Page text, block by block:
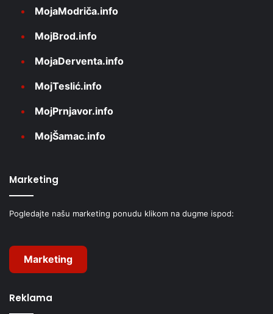
MojaModriča.info
MojBrod.info
MojaDerventa.info
MojTeslić.info
MojPrnjavor.info
MojŠamac.info
Marketing
Pogledajte našu marketing ponudu klikom na dugme ispod:
Marketing
Reklama